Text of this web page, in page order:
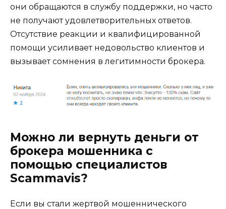
они обращаются в службу поддержки, но часто
не получают удовлетворительных ответов.
Отсутствие реакции и квалифицированной
помощи усиливает недовольство клиентов и
вызывает сомнения в легитимности брокера.
Можно ли вернуть деньги от
брокера мошенника с
помощью специалистов
Scammavis?
Если вы стали жертвой мошеннического